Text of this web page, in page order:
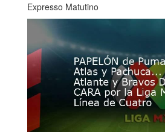
Expresso Matutino